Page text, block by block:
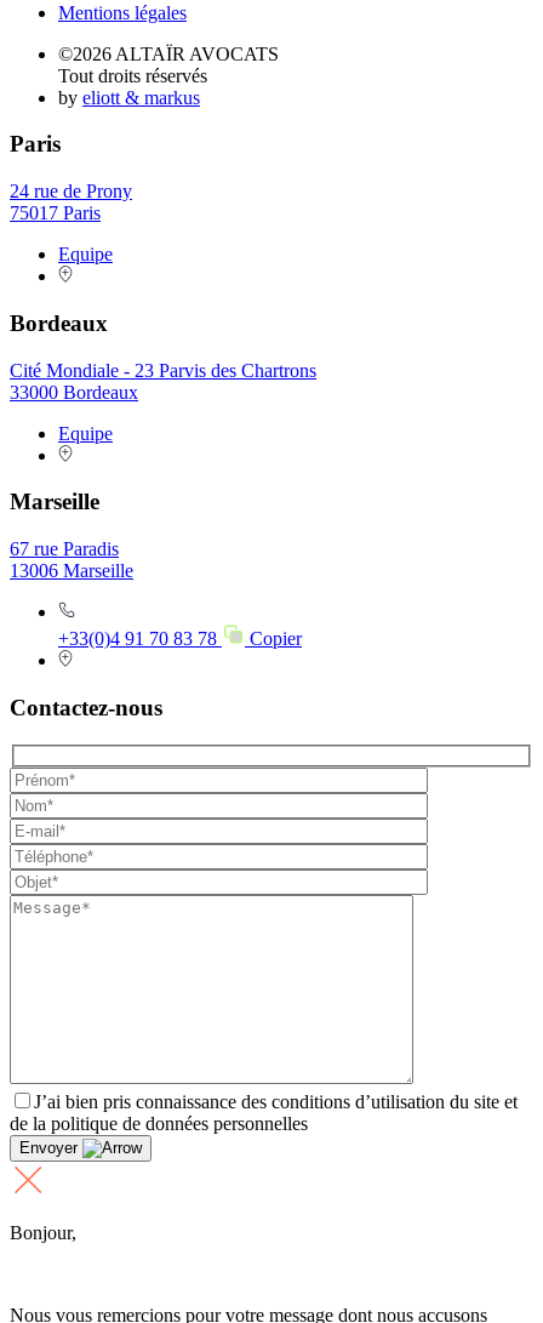
Mentions légales
©2026 ALTAÏR AVOCATS
Tout droits réservés
by eliott & markus
Paris
24 rue de Prony
75017 Paris
Equipe
Bordeaux
Cité Mondiale - 23 Parvis des Chartrons
33000 Bordeaux
Equipe
Marseille
67 rue Paradis
13006 Marseille
+33(0)4 91 70 83 78 Copier
Contactez-nous
J’ai bien pris connaissance des conditions d’utilisation du site et
de la politique de données personnelles
Envoyer
Bonjour,
Nous vous remercions pour votre message dont nous accusons